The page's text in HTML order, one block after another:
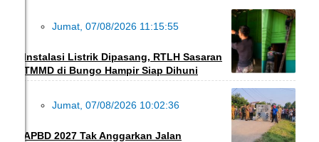
INFO DESA
Jumat, 07/08/2026 11:15:55
Instalasi Listrik Dipasang, RTLH Sasaran
TMMD di Bungo Hampir Siap Dihuni
DAERAH
Jumat, 07/08/2026 10:02:36
APBD 2027 Tak Anggarkan Jalan